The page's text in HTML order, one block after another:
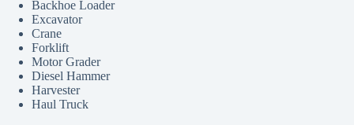
Backhoe Loader
Excavator
Crane
Forklift
Motor Grader
Diesel Hammer
Harvester
Haul Truck